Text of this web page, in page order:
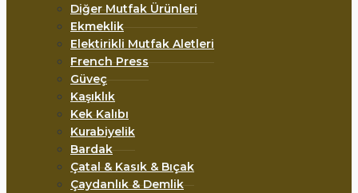
Diğer Mutfak Ürünleri
Ekmeklik
Elektirikli Mutfak Aletleri
French Press
Güveç
Kaşıklık
Kek Kalıbı
Kurabiyelik
Bardak
Çatal & Kasık & Bıçak
Çaydanlık & Demlik